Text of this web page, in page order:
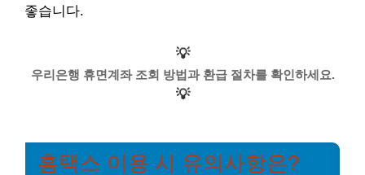
좋습니다.
💡
우리은행 휴면계좌 조회 방법과 환급 절차를 확인하세요.
💡
홈택스 이용 시 유의사항은?